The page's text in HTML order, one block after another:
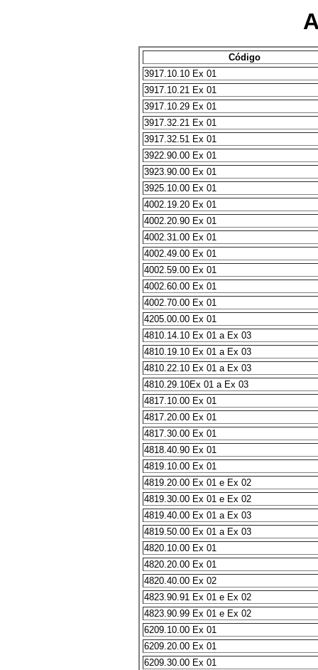
Código
3917.10.10 Ex 01
3917.10.21 Ex 01
3917.10.29 Ex 01
3917.32.21 Ex 01
3917.32.51 Ex 01
3922.90.00 Ex 01
3923.90.00 Ex 01
3925.10.00 Ex 01
4002.19.20 Ex 01
4002.20.90 Ex 01
4002.31.00 Ex 01
4002.49.00 Ex 01
4002.59.00 Ex 01
4002.60.00 Ex 01
4002.70.00 Ex 01
4205.00.00 Ex 01
4810.14.10 Ex 01 a Ex 03
4810.19.10 Ex 01 a Ex 03
4810.22.10 Ex 01 a Ex 03
4810.29.10Ex 01 a Ex 03
4817.10.00 Ex 01
4817.20.00 Ex 01
4817.30.00 Ex 01
4818.40.90 Ex 01
4819.10.00 Ex 01
4819.20.00 Ex 01 e Ex 02
4819.30.00 Ex 01 e Ex 02
4819.40.00 Ex 01 a Ex 03
4819.50.00 Ex 01 a Ex 03
4820.10.00 Ex 01
4820.20.00 Ex 01
4820.40.00 Ex 02
4823.90.91 Ex 01 e Ex 02
4823.90.99 Ex 01 e Ex 02
6209.10.00 Ex 01
6209.20.00 Ex 01
6209.30.00 Ex 01